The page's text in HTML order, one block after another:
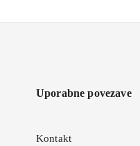
Uporabne povezave
Kontakt